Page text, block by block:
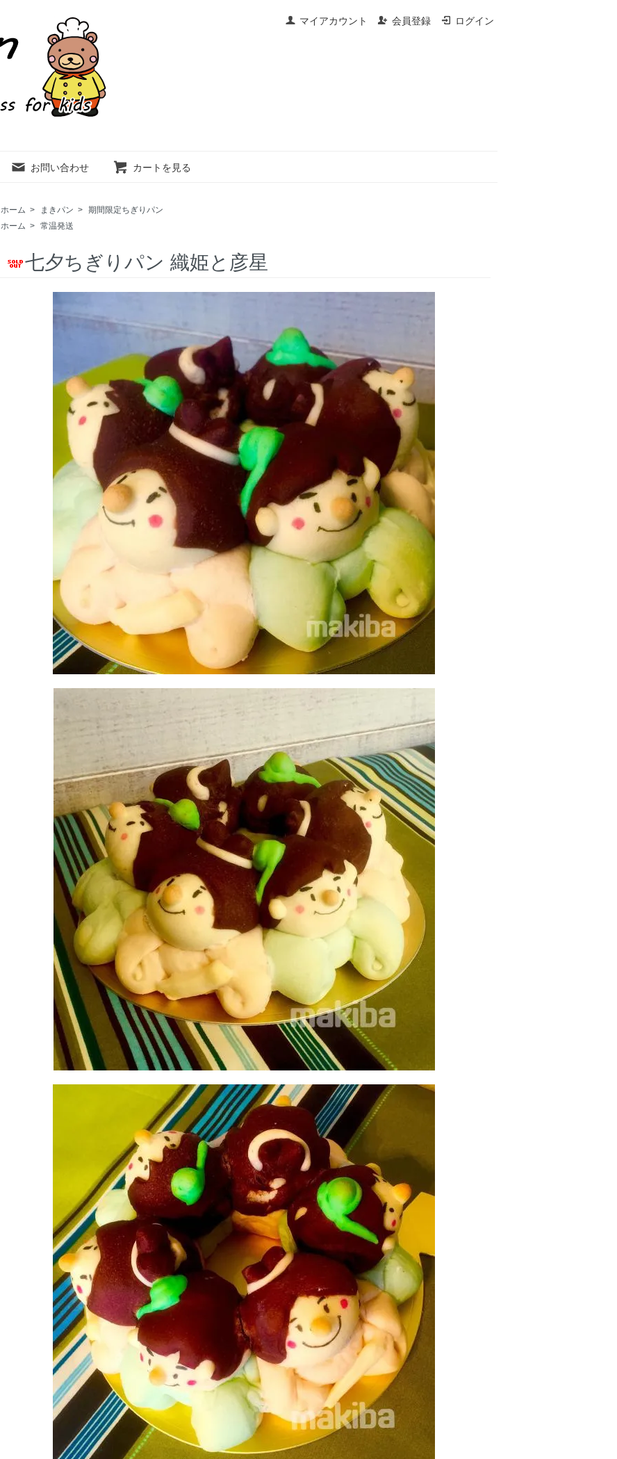
マイアカウント 会員登録 ログイン
お問い合わせ カートを見る
ホーム > まきパン > 期間限定ちぎりパン
ホーム > 常温発送
七夕ちぎりパン 織姫と彦星